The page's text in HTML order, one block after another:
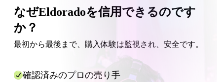
多くのゲームでは、ギフトコードまたはお客様のUIDのみで
課金が提供されますが、一部のゲームではアカウントへのロ
グインが必要になる場合があります。提供される配信方法を
確認するには、ご希望の金額の課金オファーを選択し、表示
デバイスを選択します。
ご希望の課金金額を選択します。
「配送に関する指示」をお読みください。 課金を
受け取るために必要な情報を確認できます。 選択
コードが直接受け取れる場合もあれば、UIDやロ
グイン情報の入力が必要な場合もあります。
にアクセスしてクレームを申し立てることで、返金を請求す
ることができます。
注文が作成されるたびに、あなたと販売者の間でチャットボ
ックスが開設され、販売者が商品の受け取り方法についてご
案内いたします。また、Eldoradoにはいつでも支援を提供す
アイコンをタップするか、注文画面からクレームを申し立て
ることで、いつでもご連絡いただけます。
なぜEldoradoを信用できるのです
か？
最初から最後まで、購入体験は監視され、安全です。
確認済みのプロの売り手